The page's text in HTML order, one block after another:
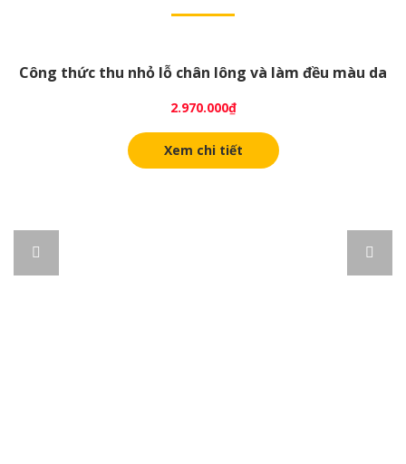
Công thức thu nhỏ lỗ chân lông và làm đều màu da
2.970.000₫
Xem chi tiết